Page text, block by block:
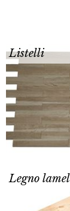
Listelli
Legno